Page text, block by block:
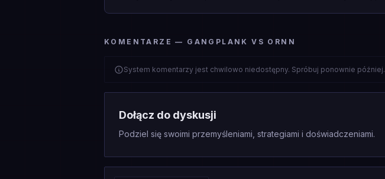
KOMENTARZE — GANGPLANK VS ORNN
System komentarzy jest chwilowo niedostępny. Spróbuj ponownie później.
Dołącz do dyskusji
Podziel się swoimi przemyśleniami, strategiami i doświadczeniami.